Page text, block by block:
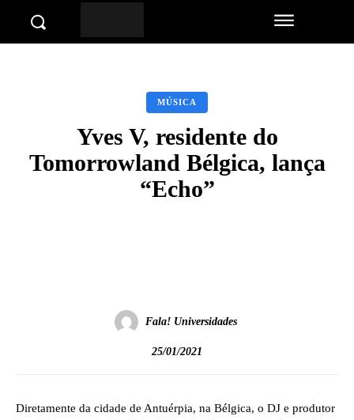
MÚSICA
Yves V, residente do
Tomorrowland Bélgica, lança
“Echo”
Fala! Universidades
25/01/2021
Diretamente da cidade de Antuérpia, na Bélgica, o DJ e produtor